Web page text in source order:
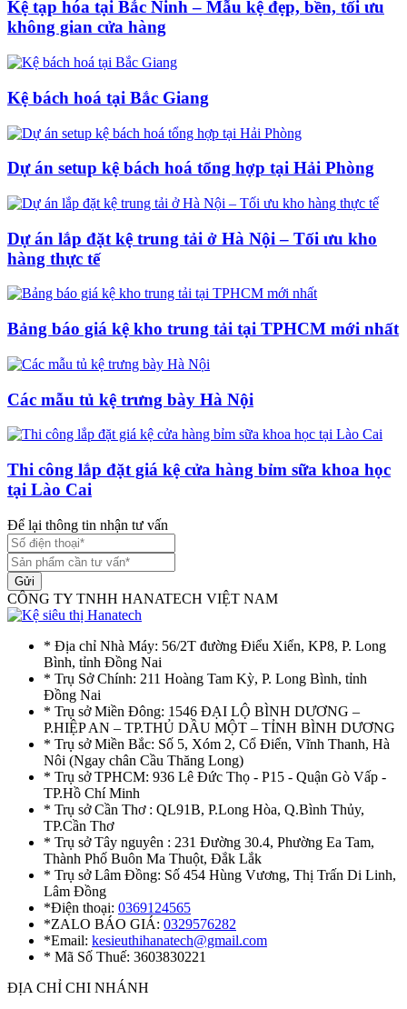
Kệ tạp hóa tại Bắc Ninh – Mẫu kệ đẹp, bền, tối ưu
không gian cửa hàng
Kệ bách hoá tại Bắc Giang
Dự án setup kệ bách hoá tổng hợp tại Hải Phòng
Dự án lắp đặt kệ trung tải ở Hà Nội – Tối ưu kho
hàng thực tế
Bảng báo giá kệ kho trung tải tại TPHCM mới nhất
Các mẫu tủ kệ trưng bày Hà Nội
Thi công lắp đặt giá kệ cửa hàng bỉm sữa khoa học
tại Lào Cai
Để lại thông tin nhận tư vấn
Gửi
CÔNG TY TNHH HANATECH VIỆT NAM
* Địa chỉ Nhà Máy: 56/2T đường Điểu Xiển, KP8, P. Long
Bình, tỉnh Đồng Nai
* Trụ Sở Chính: 211 Hoàng Tam Kỳ, P. Long Bình, tỉnh
Đồng Nai
* Trụ sở Miền Đông: 1546 ĐẠI LỘ BÌNH DƯƠNG –
P.HIỆP AN – TP.THỦ DẦU MỘT – TỈNH BÌNH DƯƠNG
* Trụ sở Miền Bắc: Số 5, Xóm 2, Cổ Điển, Vĩnh Thanh, Hà
Nôi (Ngay chân Cầu Thăng Long)
* Trụ sở TPHCM: 936 Lê Đức Thọ - P15 - Quận Gò Vấp -
TP.Hồ Chí Minh
* Trụ sở Cần Thơ : QL91B, P.Long Hòa, Q.Bình Thủy,
TP.Cần Thơ
* Trụ sở Tây nguyên : 231 Đường 30.4, Phường Ea Tam,
Thành Phố Buôn Ma Thuột, Đắk Lắk
* Trụ sở Lâm Đồng: Số 454 Hùng Vương, Thị Trấn Di Linh,
Lâm Đồng
*Điện thoại: 0369124565
*ZALO BÁO GIÁ: 0329576282
*Email: kesieuthihanatech@gmail.com
* Mã Số Thuế: 3603830221
ĐỊA CHỈ CHI NHÁNH